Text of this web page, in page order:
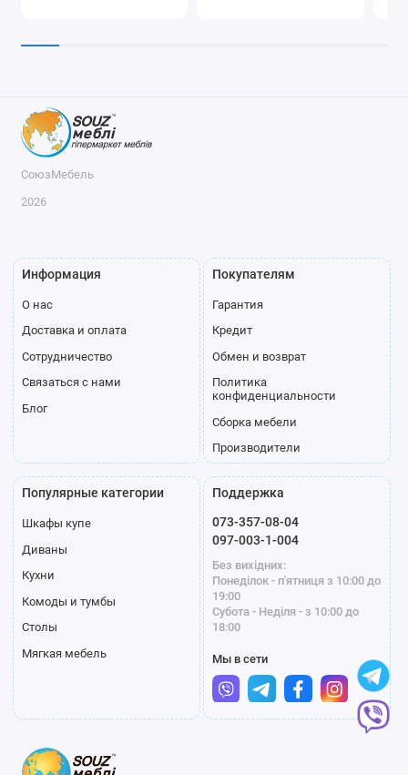
СоюзМебель
2026
Информация
О нас
Доставка и оплата
Сотрудничество
Связаться с нами
Блог
Покупателям
Гарантия
Кредит
Обмен и возврат
Политика
конфиденциальности
Сборка мебели
Производители
Популярные категории
Шкафы купе
Диваны
Кухни
Комоды и тумбы
Столы
Мягкая мебель
Поддержка
073-357-08-04
097-003-1-004
Без вихідних:
Понеділок - п'ятниця з 10:00 до
19:00
Субота - Неділя - з 10:00 до
18:00
Мы в сети